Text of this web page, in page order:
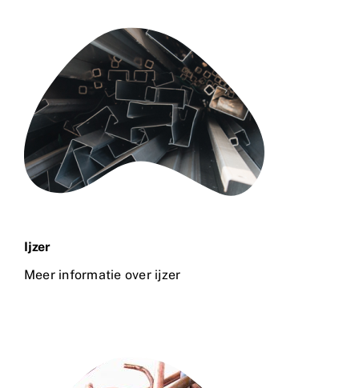
Ijzer
Meer informatie over ijzer